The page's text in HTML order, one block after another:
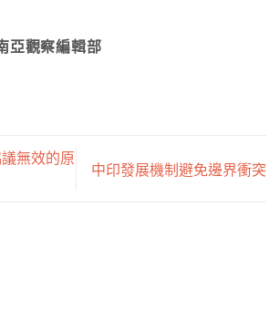
亞觀察編輯部
無效的原
中印發展機制避免邊界衝突